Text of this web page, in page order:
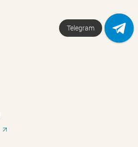
Telegram
Напишите нам!